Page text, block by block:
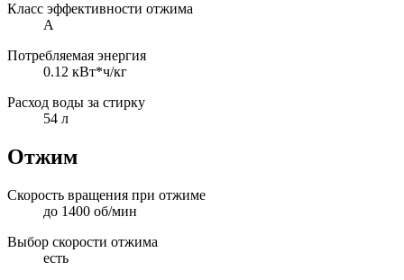
Класс эффективности отжима
A
Потребляемая энергия
0.12 кВт*ч/кг
Расход воды за стирку
54 л
Отжим
Скорость вращения при отжиме
до 1400 об/мин
Выбор скорости отжима
есть